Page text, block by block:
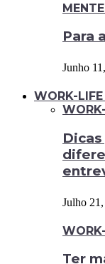
Para
Junho
WORK-
Julho
Ter